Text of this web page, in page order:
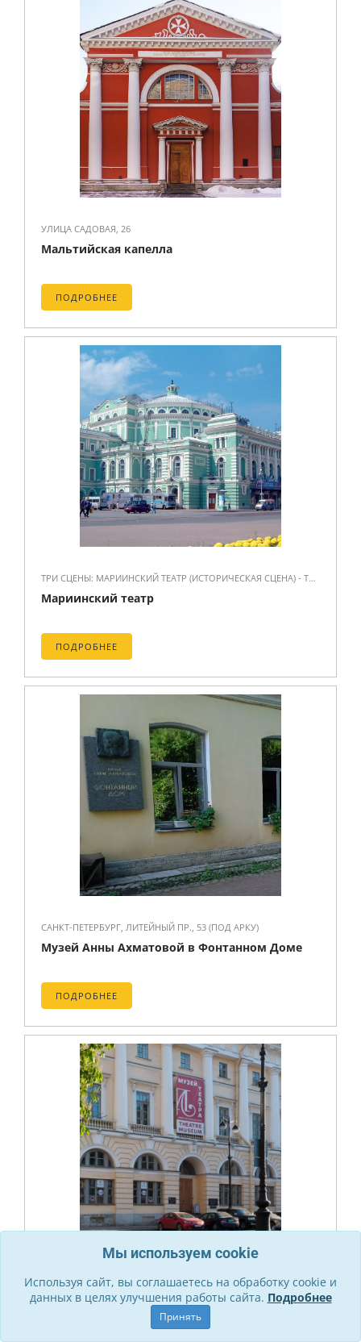
УЛИЦА САДОВАЯ, 26
Мальтийская капелла
ПОДРОБНЕЕ
ТРИ СЦЕНЫ: МАРИИНСКИЙ ТЕАТР (ИСТОРИЧЕСКАЯ СЦЕНА) - ТЕАТРАЛЬНАЯ ПЛОЩАДЬ, Д. 1. МАРИИНСКИЙ-2 (НОВАЯ СЦЕНА) - УЛ. ДЕКАБРИСТОВ, Д. 34. КОНЦЕРТНЫЙ ЗАЛ - УЛ. ПИСАРЕВА, Д. 20 (ВХОД С УЛ. ДЕКАБРИСТОВ, Д. 37).
Мариинский театр
ПОДРОБНЕЕ
САНКТ-ПЕТЕРБУРГ, ЛИТЕЙНЫЙ ПР., 53 (ПОД АРКУ)
Музей Анны Ахматовой в Фонтанном Доме
ПОДРОБНЕЕ
ПЛ.ОСТРОВСКОГО, 6
Музей Театрального и Музыкального
Мы используем cookie
Используя сайт, вы соглашаетесь на обработку cookie и
данных в целях улучшения работы сайта. Подробнее
Принять